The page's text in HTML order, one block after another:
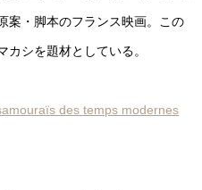
案・脚本のフランス映画。この
シを題材としている。
des temps modernes